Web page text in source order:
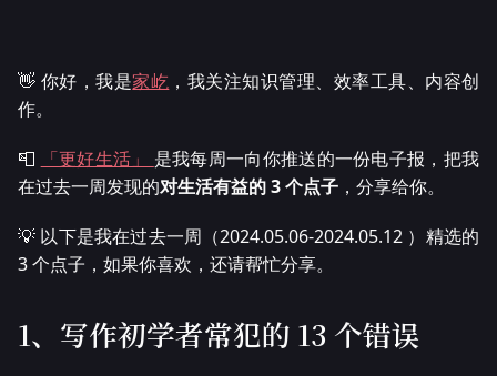
👋 你好，我是家屹 ，我关注知识管理、效率工具、内容创
作。
📮 「更好生活」 是我每周一向你推送的一份电子报，把我
在过去一周发现的对生活有益的 3 个点子 ，分享给你。
💡 以下是我在过去一周（2024.05.06-2024.05.12 ）精选的
3 个点子，如果你喜欢，还请帮忙分享。
1、写作初学者常犯的 13 个错误